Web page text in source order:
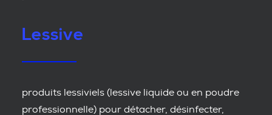
Lessive
produits lessiviels (lessive liquide ou en poudre
professionnelle) pour détacher, désinfecter,